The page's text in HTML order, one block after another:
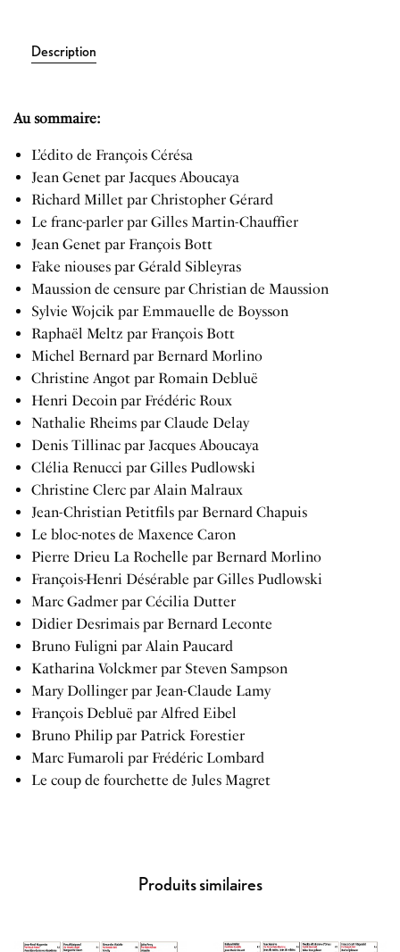
Description
Au sommaire:
L’édito de François Cérésa
Jean Genet par Jacques Aboucaya
Richard Millet par Christopher Gérard
Le franc-parler par Gilles Martin-Chauffier
Jean Genet par François Bott
Fake niouses par Gérald Sibleyras
Maussion de censure par Christian de Maussion
Sylvie Wojcik par Emmauelle de Boysson
Raphaël Meltz par François Bott
Michel Bernard par Bernard Morlino
Christine Angot par Romain Debluë
Henri Decoin par Frédéric Roux
Nathalie Rheims par Claude Delay
Denis Tillinac par Jacques Aboucaya
Clélia Renucci par Gilles Pudlowski
Christine Clerc par Alain Malraux
Jean-Christian Petitfils par Bernard Chapuis
Le bloc-notes de Maxence Caron
Pierre Drieu La Rochelle par Bernard Morlino
François-Henri Désérable par Gilles Pudlowski
Marc Gadmer par Cécilia Dutter
Didier Desrimais par Bernard Leconte
Bruno Fuligni par Alain Paucard
Katharina Volckmer par Steven Sampson
Mary Dollinger par Jean-Claude Lamy
François Debluë par Alfred Eibel
Bruno Philip par Patrick Forestier
Marc Fumaroli par Frédéric Lombard
Le coup de fourchette de Jules Magret
Produits similaires